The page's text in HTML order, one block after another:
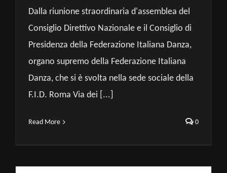
Dalla riunione straordinaria d'assemblea del
Consiglio Direttivo Nazionale e il Consiglio di
Presidenza della Federazione Italiana Danza,
organo supremo della Federazione Italiana
Danza, che si è svolta nella sede sociale della
F.I.D. Roma Via dei [...]
Read More 0